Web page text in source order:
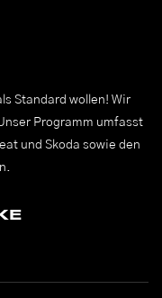
Standard wollen! Wir
Programm umfasst
und Skoda sowie den